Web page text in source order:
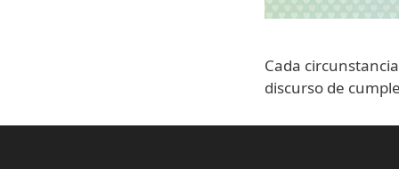
Cada
discurso de